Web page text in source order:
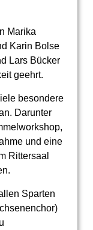
Marika
Karin Bolse
Lars Bücker
geehrt.
besondere
Darunter
und eine
Rittersaal
Sparten